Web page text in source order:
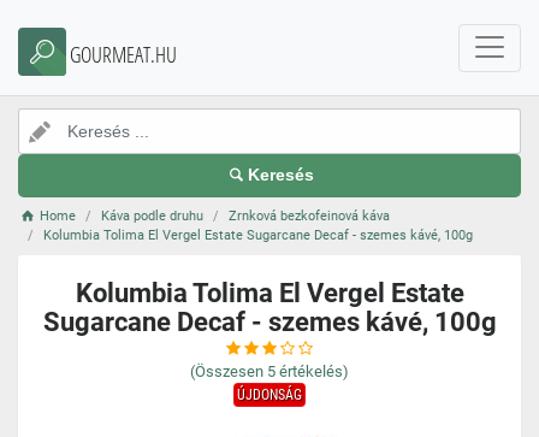
GOURMEAT.HU
Keresés
Home Káva podle druhu
Zrnková bezkofeinová káva
Kolumbia Tolima El Vergel Estate Sugarcane Decaf - szemes kávé, 100g
Kolumbia Tolima El Vergel Estate
Sugarcane Decaf - szemes kávé, 100g
(Összesen 5 értékelés)
ÚJDONSÁG